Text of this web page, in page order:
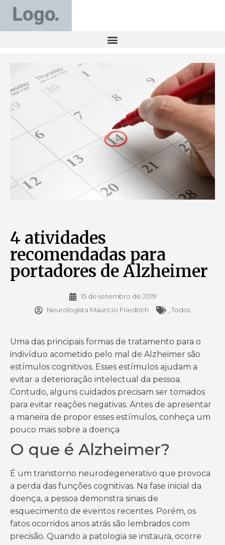
4 atividades
recomendadas para
portadores de Alzheimer
15 de setembro de 2019
Neurologista Maurício Friedrich
Todos
Uma das principais formas de tratamento para o
indivíduo acometido pelo mal de Alzheimer são
estímulos cognitivos. Esses estímulos ajudam a
evitar a deterioração intelectual da pessoa.
Contudo, alguns cuidados precisam ser tomados
para evitar reações negativas. Antes de apresentar
a maneira de propor esses estímulos, conheça um
pouco mais sobre a doença.
O que é Alzheimer?
É um transtorno neurodegenerativo que provoca
a perda das funções cognitivas. Na fase inicial da
doença, a pessoa demonstra sinais de
esquecimento de eventos recentes. Porém, os
fatos ocorridos anos atrás são lembrados com
precisão. Quando a patologia se instaura, ocorre